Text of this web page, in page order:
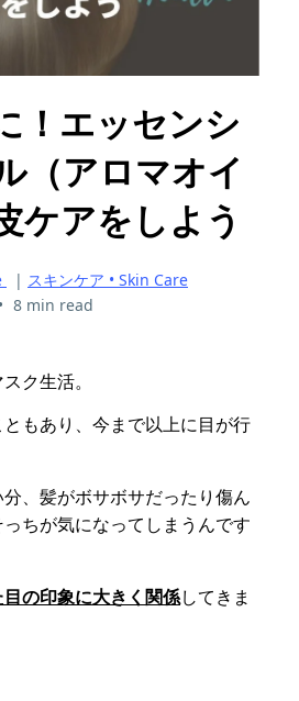
！エッセンシ
（アロマオイ
ケアをしよう
| スキンケア • Skin Care
8 min read
ク生活。
もあり、今まで以上に目が行
、髪がボサボサだったり傷ん
ちが気になってしまうんです
目の印象に大きく関係してきま